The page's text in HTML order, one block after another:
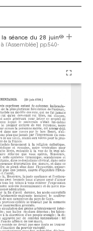
séance du 28 juin
l’Assemblée] pp.540-